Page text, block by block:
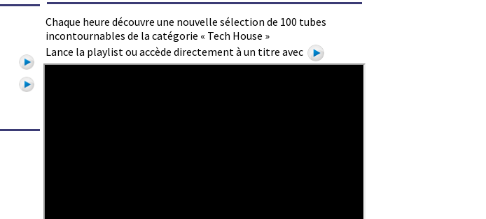
Chaque heure découvre une nouvelle sélection de 100 tubes
incontournables de la catégorie « Tech House »
Lance la playlist ou accède directement à un titre avec